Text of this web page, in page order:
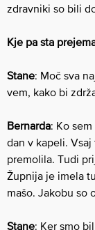
zdravniki so bili
Kje pa sta
Stane: Moč sva
vem, kako bi
Bernarda: Ko
dan v kapeli.
premolila. Tudi
​Župnija je imela
mašo​. Jakobu so
Stane: Ker smo